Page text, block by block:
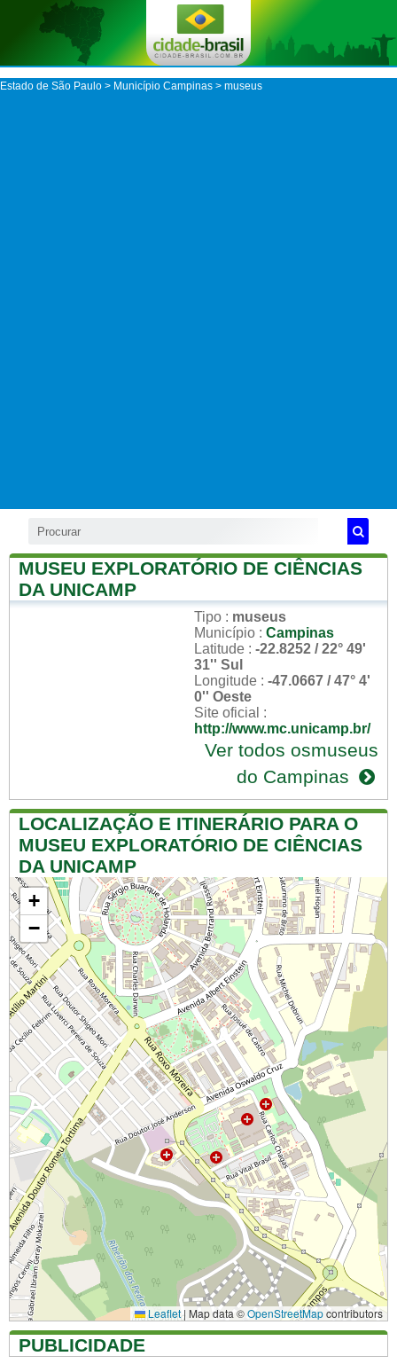
Estado de São Paulo > Município Campinas > museus
MUSEU EXPLORATÓRIO DE CIÊNCIAS
DA UNICAMP
Tipo : museus
Município : Campinas
Latitude : -22.8252 / 22° 49'
31'' Sul
Longitude : -47.0667 / 47° 4'
0'' Oeste
Site oficial :
http://www.mc.unicamp.br/
Ver todos osmuseus
do Campinas
LOCALIZAÇÃO E ITINERÁRIO PARA O
MUSEU EXPLORATÓRIO DE CIÊNCIAS
DA UNICAMP
+
−
Leaflet| Map data ©OpenStreetMapcontributors
PUBLICIDADE